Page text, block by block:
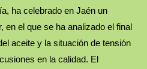
ha celebrado en Jaén un
en el que se ha analizado el final
aceite y la situación de tensión
en la calidad. El